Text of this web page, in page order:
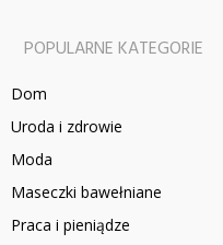
POPULARNE KATEGORIE
Dom
Uroda i zdrowie
Moda
Maseczki bawełniane
Praca i pieniądze